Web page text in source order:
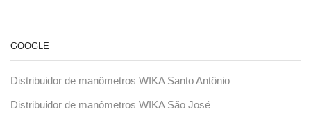
GOOGLE
Distribuidor de manômetros WIKA Santo Antônio
Distribuidor de manômetros WIKA São José